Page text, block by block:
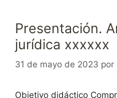
Presentación.
jurídica xxxxxx
31 de mayo de 2023 por
Objetivo didáctico